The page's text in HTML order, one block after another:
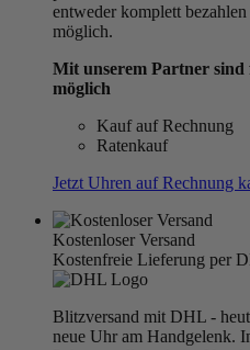
entweder komplett
möglich.
Mit unserem Partner sind
möglich
Kauf auf Rechnung
Ratenkauf
Jetzt Uhren auf Rechnung
Kostenloser Versand
Kostenfreie Lieferung per
Blitzversand mit DHL -
neue Uhr am Handgelenk.